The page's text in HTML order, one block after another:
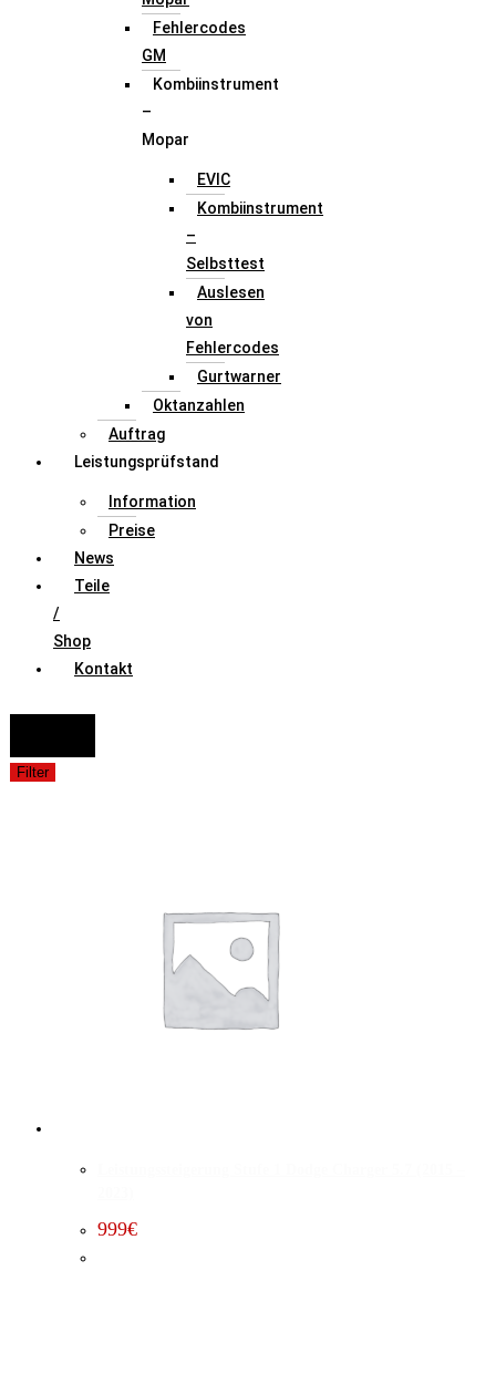
Fehlercodes
GM
Kombiinstrument
–
Mopar
EVIC
Kombiinstrument
–
Selbsttest
Auslesen
von
Fehlercodes
Gurtwarner
Oktanzahlen
Auftrag
Leistungsprüfstand
Information
Preise
News
Teile
/
Shop
Kontakt
Filter
999€